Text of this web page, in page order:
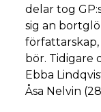
delar tog
sig an
författarskap,
bör. Tidigare
Ebba
Åsa Nelvin